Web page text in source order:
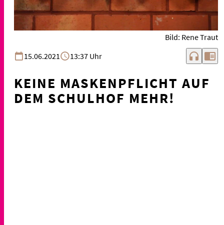
Bild: Rene Traut
15.06.2021
13:37 Uhr headphones chrome_reader_mode
KEINE MASKENPFLICHT AUF
DEM SCHULHOF MEHR!